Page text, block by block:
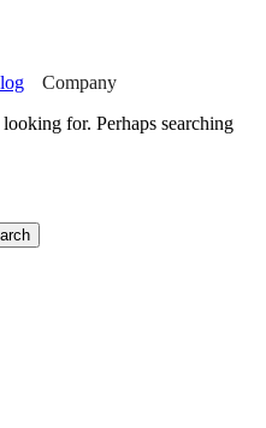
Company
for. Perhaps searching